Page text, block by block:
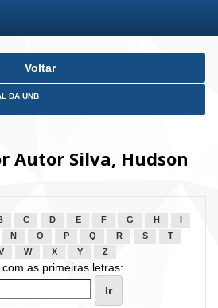
Voltar
DA UNB
Autor Silva, Hudson
C D E F G H
N O P Q R S
T
W X Y Z
as primeiras letras: